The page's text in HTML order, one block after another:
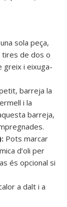
sola peça,
tires de dos o
greix i eixuga-
barreja la
i la
barreja,
Pots marcar
d’oli per
és opcional si
a dalt i a